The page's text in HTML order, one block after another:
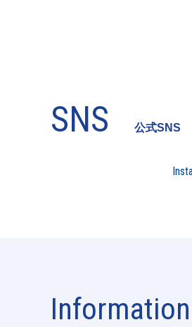
SNS 公式SNS
Information